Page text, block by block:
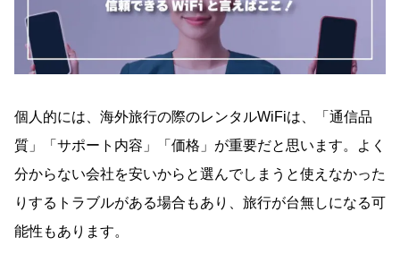
個人的には、海外旅行の際のレンタルWiFiは、「通信品
質」「サポート内容」「価格」が重要だと思います。よく
分からない会社を安いからと選んでしまうと使えなかった
りするトラブルがある場合もあり、旅行が台無しになる可
能性もあります。